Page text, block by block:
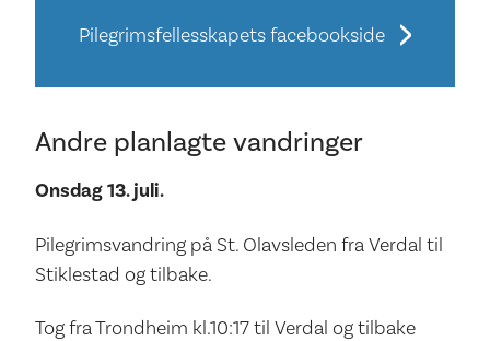
Pilegrimsfellesskapets facebookside
Andre planlagte vandringer
Onsdag 13. juli.
Pilegrimsvandring på St. Olavsleden fra Verdal til
Stiklestad og tilbake.
Tog fra Trondheim kl.10:17 til Verdal og tilbake